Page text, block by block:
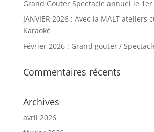
Grand Gouter Spectacle annuel le
JANVIER 2026 : Avec la MALT ateliers
Karaoké
Février 2026 : Grand gouter /
Commentaires récents
Archives
avril 2026